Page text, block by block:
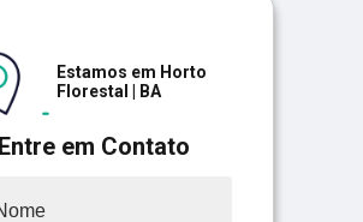
Entre em Contato
Estamos em Horto
Florestal | BA